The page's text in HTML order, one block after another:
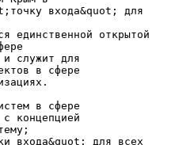
входа&quot; для
единственной открытой
и служит для
в сфере
в сфере
концепцией
входа&quot; для всех